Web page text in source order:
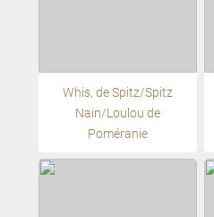
Whis, de Spitz/Spitz
Nain/Loulou de
Poméranie